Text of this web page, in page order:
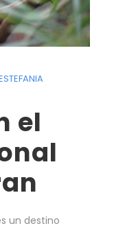
el
un destino